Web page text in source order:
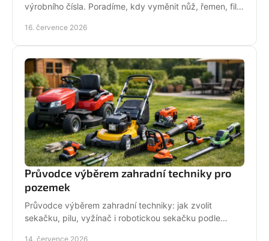
výrobního čísla. Poradíme, kdy vyměnit nůž, řemen, filtr
16. července 2026
Průvodce výběrem zahradní techniky pro
pozemek
Průvodce výběrem zahradní techniky: jak zvolit
sekačku, pilu, vyžínač i robotickou sekačku podle
14. července 2026